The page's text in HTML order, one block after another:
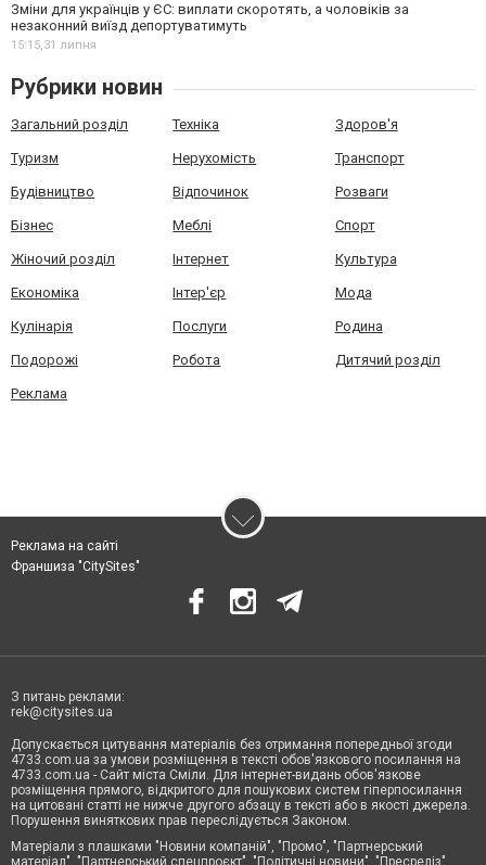
Зміни для українців у ЄС: виплати скоротять, а чоловіків за
незаконний виїзд депортуватимуть
15:15,31 липня
Рубрики новин
Загальний розділ Техніка Здоров'я
Туризм Нерухомість Транспорт
Будівництво Відпочинок Розваги
Бізнес Меблі Спорт
Жіночий розділ Інтернет Культура
Економіка Інтер'єр Мода
Кулінарія Послуги Родина
Подорожі Робота Дитячий розділ
Реклама
Реклама на сайті
Франшиза "CitySites"
З питань реклами:
rek@citysites.ua
Допускається цитування матеріалів без отримання попередньої згоди
4733.com.ua за умови розміщення в тексті обов'язкового посилання на
4733.com.ua - Сайт міста Сміли. Для інтернет-видань обов'язкове
розміщення прямого, відкритого для пошукових систем гіперпосилання
на цитовані статті не нижче другого абзацу в тексті або в якості джерела.
Порушення виняткових прав переслідується Законом.
Матеріали з плашками "Новини компаній", "Промо", "Партнерський